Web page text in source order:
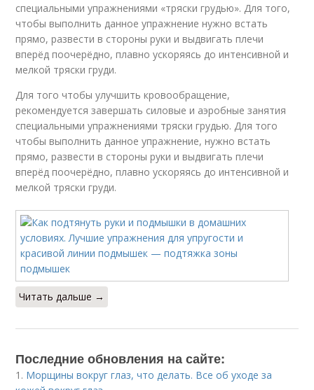
специальными упражнениями «тряски грудью». Для того,
чтобы выполнить данное упражнение нужно встать
прямо, развести в стороны руки и выдвигать плечи
вперёд поочерёдно, плавно ускоряясь до интенсивной и
мелкой тряски груди.
Для того чтобы улучшить кровообращение,
рекомендуется завершать силовые и аэробные занятия
специальными упражнениями тряски грудью. Для того
чтобы выполнить данное упражнение, нужно встать
прямо, развести в стороны руки и выдвигать плечи
вперёд поочерёдно, плавно ускоряясь до интенсивной и
мелкой тряски груди.
Читать дальше →
Последние обновления на сайте:
1. Морщины вокруг глаз, что делать. Все об уходе за